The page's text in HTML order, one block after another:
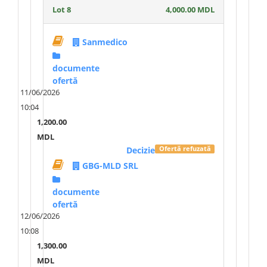
Lot 8 4,000.00 MDL
Sanmedico
documente
ofertă
11/06/2026
10:04
1,200.00
MDL
Ofertă refuzată
Decizie
GBG-MLD SRL
documente
ofertă
12/06/2026
10:08
1,300.00
MDL